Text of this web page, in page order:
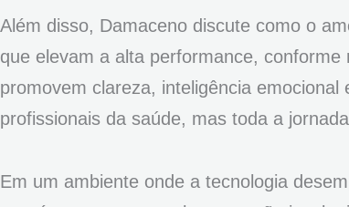
Além disso, Damaceno discute como o
que elevam a alta performance,
promovem clareza, inteligência
profissionais da saúde, mas toda a
Em um ambiente onde a tecnologia